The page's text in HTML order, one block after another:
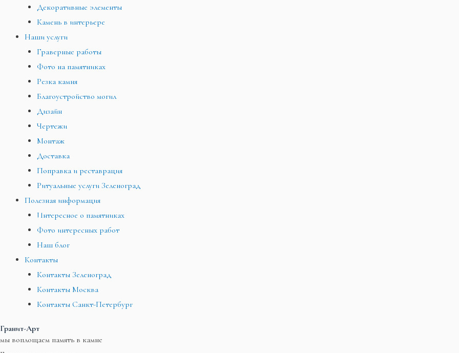
Декоративные элементы
Камень в интерьере
Наши услуги
Граверные работы
Фото на памятниках
Резка камня
Благоустройство могил
Дизайн
Чертежи
Монтаж
Доставка
Поправка и реставрация
Ритуальные услуги Зеленоград
Полезная информация
Интересное о памятниках
Фото интересных работ
Наш блог
Контакты
Контакты Зеленоград
Контакты Москва
Контакты Санкт-Петербург
Гранит-Арт
мы воплощаем память в камне